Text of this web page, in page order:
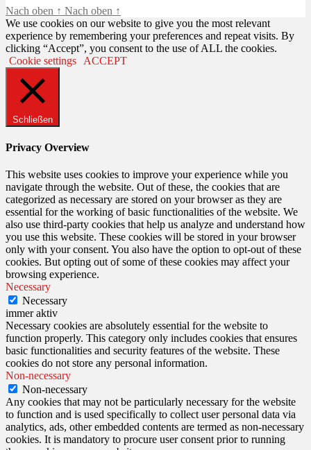
Nach oben ↑ Nach oben ↑
We use cookies on our website to give you the most relevant
experience by remembering your preferences and repeat visits. By
clicking “Accept”, you consent to the use of ALL the cookies.
Cookie settings
ACCEPT
Schließen
Privacy Overview
This website uses cookies to improve your experience while you
navigate through the website. Out of these, the cookies that are
categorized as necessary are stored on your browser as they are
essential for the working of basic functionalities of the website. We
also use third-party cookies that help us analyze and understand how
you use this website. These cookies will be stored in your browser
only with your consent. You also have the option to opt-out of these
cookies. But opting out of some of these cookies may affect your
browsing experience.
Necessary
Necessary
immer aktiv
Necessary cookies are absolutely essential for the website to
function properly. This category only includes cookies that ensures
basic functionalities and security features of the website. These
cookies do not store any personal information.
Non-necessary
Non-necessary
Any cookies that may not be particularly necessary for the website
to function and is used specifically to collect user personal data via
analytics, ads, other embedded contents are termed as non-necessary
cookies. It is mandatory to procure user consent prior to running